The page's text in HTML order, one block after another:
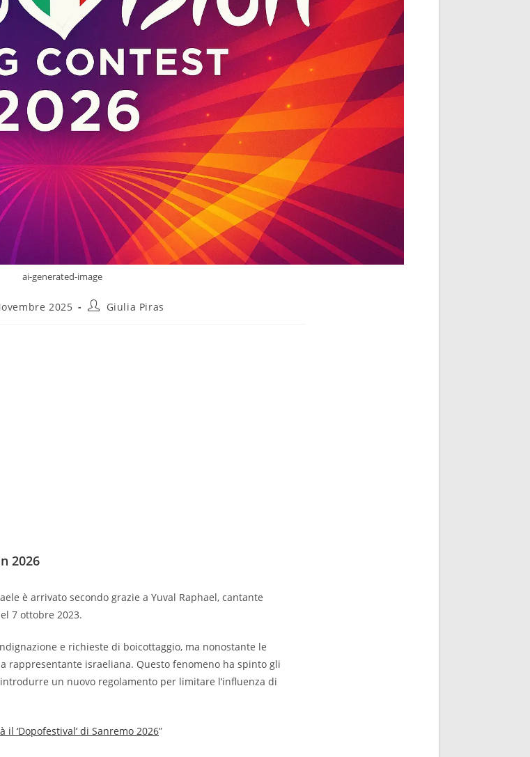
ai-generated-image
2025 Giulia Piras
2026
è arrivato secondo grazie a Yuval Raphael, cantante
7 ottobre 2023.
e richieste di boicottaggio, ma nonostante le
rappresentante israeliana. Questo fenomeno ha spinto gli
un nuovo regolamento per limitare l’influenza di
il ‘Dopofestival’ di Sanremo 2026”